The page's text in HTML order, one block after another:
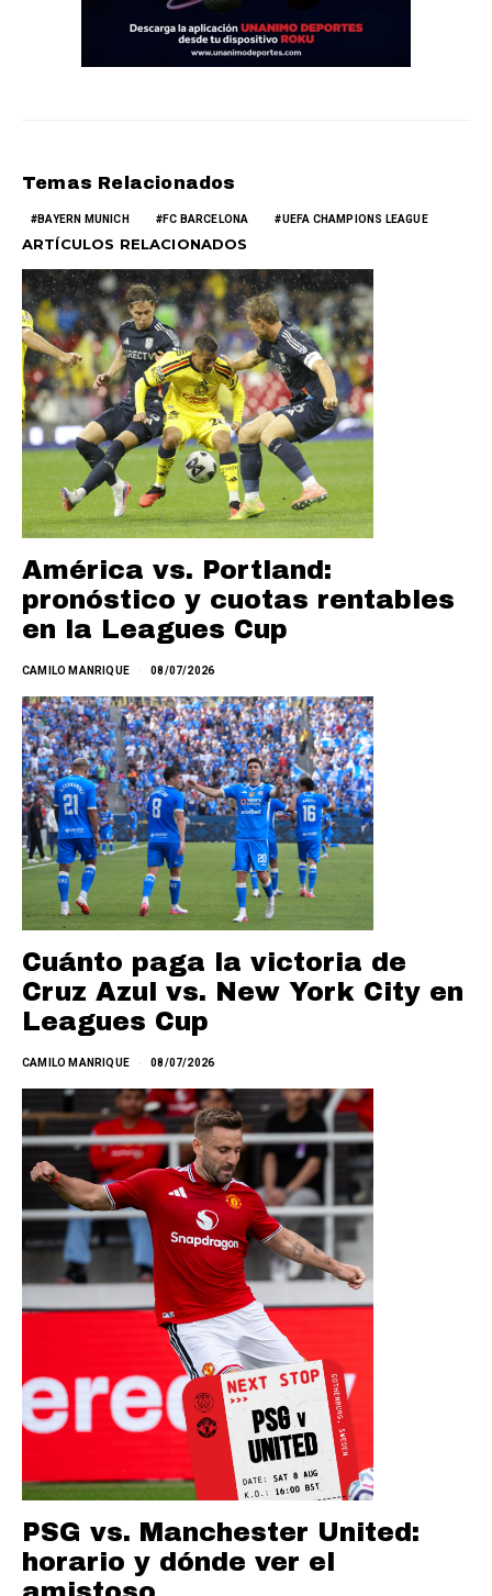
Temas Relacionados
BAYERN MUNICH FC BARCELONA UEFA CHAMPIONS LEAGUE
ARTÍCULOS RELACIONADOS
América vs. Portland:
pronóstico y cuotas rentables
en la Leagues Cup
CAMILO MANRIQUE 08/07/2026
Cuánto paga la victoria de
Cruz Azul vs. New York City en
Leagues Cup
CAMILO MANRIQUE 08/07/2026
PSG vs. Manchester United:
horario y dónde ver el